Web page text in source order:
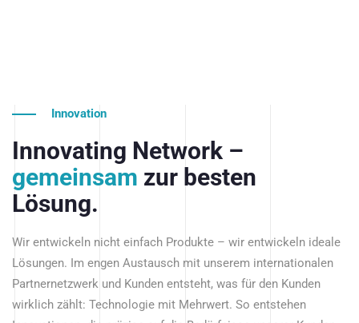
Innovation
Innovating Network –
gemeinsam zur besten
Lösung.
Wir entwickeln nicht einfach Produkte – wir entwickeln ideale
Lösungen. Im engen Austausch mit unserem internationalen
Partnernetzwerk und Kunden entsteht, was für den Kunden
wirklich zählt: Technologie mit Mehrwert. So entstehen